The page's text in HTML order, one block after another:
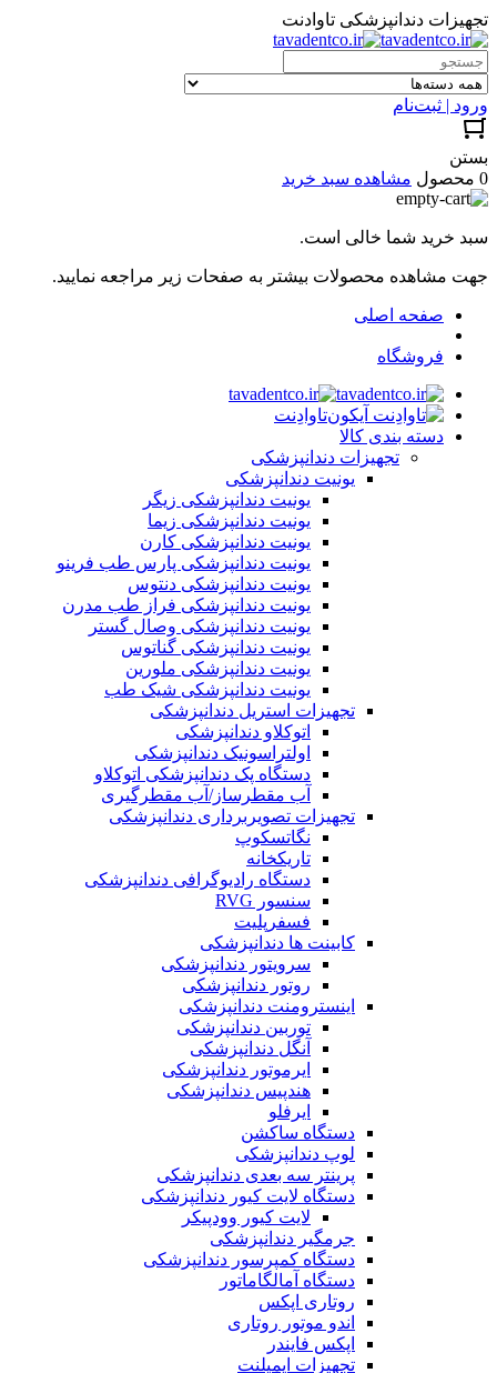
تجهیزات دندانپزشکی تاوادنت
ورود | ثبت‌نام
بستن
0 محصول
مشاهده سبد خرید
سبد خرید شما خالی است.
جهت مشاهده محصولات بیشتر به صفحات زیر مراجعه نمایید.
صفحه اصلی
فروشگاه
تاوادِنت
دسته بندی کالا
تجهیزات دندانپزشکی
یونیت دندانپزشکی
یونیت دندانپزشکی زیگر
یونیت دندانپزشکی زیما
یونیت دندانپزشکی کارن
یونیت دندانپزشکی پارس طب فرینو
یونیت دندانپزشکی دنتوس
یونیت دندانپزشکی فراز طب مدرن
یونیت دندانپزشکی وصال گستر
یونیت دندانپزشکی گناتوس
یونیت دندانپزشکی ملورین
یونیت دندانپزشکی شیک طب
تجهیزات استریل دندانپزشکی
اتوکلاو دندانپزشکی
اولتراسونیک دندانپزشکی
دستگاه پک دندانپزشکی اتوکلاو
آب مقطرساز/آب مقطرگیری
تجهیزات تصویربرداری دندانپزشکی
نگاتسکوپ
تاریکخانه
دستگاه‌ رادیوگرافی دندانپزشکی
سنسور RVG
فسفرپلیت
کابینت ها دندانپزشکی
سرویتور دندانپزشکی
روتور دندانپزشکی
اینسترومنت دندانپزشکی
توربین دندانپزشکی
آنگل دندانپزشکی
ایرموتور دندانپزشکی
هندپیس دندانپزشکی
ایرفلو
دستگاه ساکشن
لوپ دندانپزشکی
پرینتر سه بعدی دندانپزشکی
دستگاه لایت کیور دندانپزشکی
لایت کیور وودپیکر
جرمگیر دندانپزشکی
دستگاه کمپرسور دندانپزشکی
دستگاه آمالگاماتور
روتاری اپکس
اندو موتور روتاری
اپکس فایندر
تجهیزات ایمپلنت